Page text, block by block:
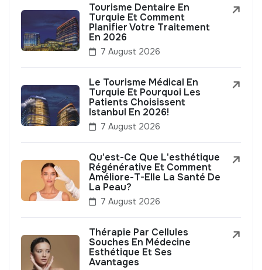
Tourisme Dentaire En
Turquie Et Comment
Planifier Votre Traitement
En 2026
7 August 2026
Le Tourisme Médical En
Turquie Et Pourquoi Les
Patients Choisissent
Istanbul En 2026!
7 August 2026
Qu'est-Ce Que L'esthétique
Régénérative Et Comment
Améliore-T-Elle La Santé De
La Peau?
7 August 2026
Thérapie Par Cellules
Souches En Médecine
Esthétique Et Ses
Avantages